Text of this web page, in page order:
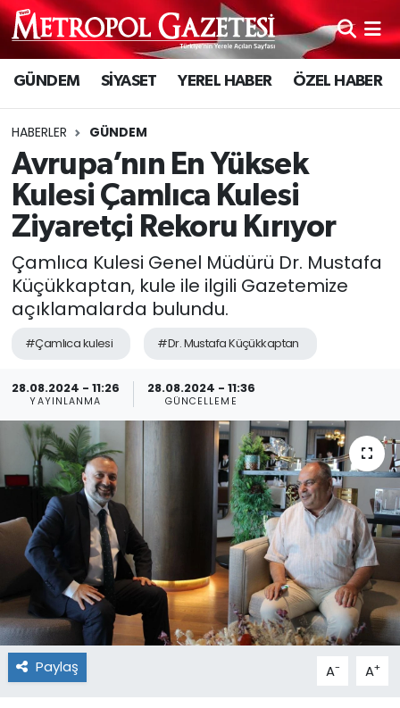
GÜNDEM SİYASET YEREL HABER ÖZEL HABER
HABERLER GÜNDEM
Avrupa’nın En Yüksek
Kulesi Çamlıca Kulesi
Ziyaretçi Rekoru Kırıyor
Çamlıca Kulesi Genel Müdürü Dr. Mustafa
Küçükkaptan, kule ile ilgili Gazetemize
açıklamalarda bulundu.
#Çamlıca kulesi #Dr. Mustafa Küçükkaptan
28.08.2024 - 11:26
YAYINLANMA
28.08.2024 - 11:36
GÜNCELLEME
Paylaş A- A+
Hava Durumu
Trafik Durumu
Süper Lig Puan Durumu ve Fikstür
Tüm Manşetler
Son Dakika Haberleri
Haber Arşivi